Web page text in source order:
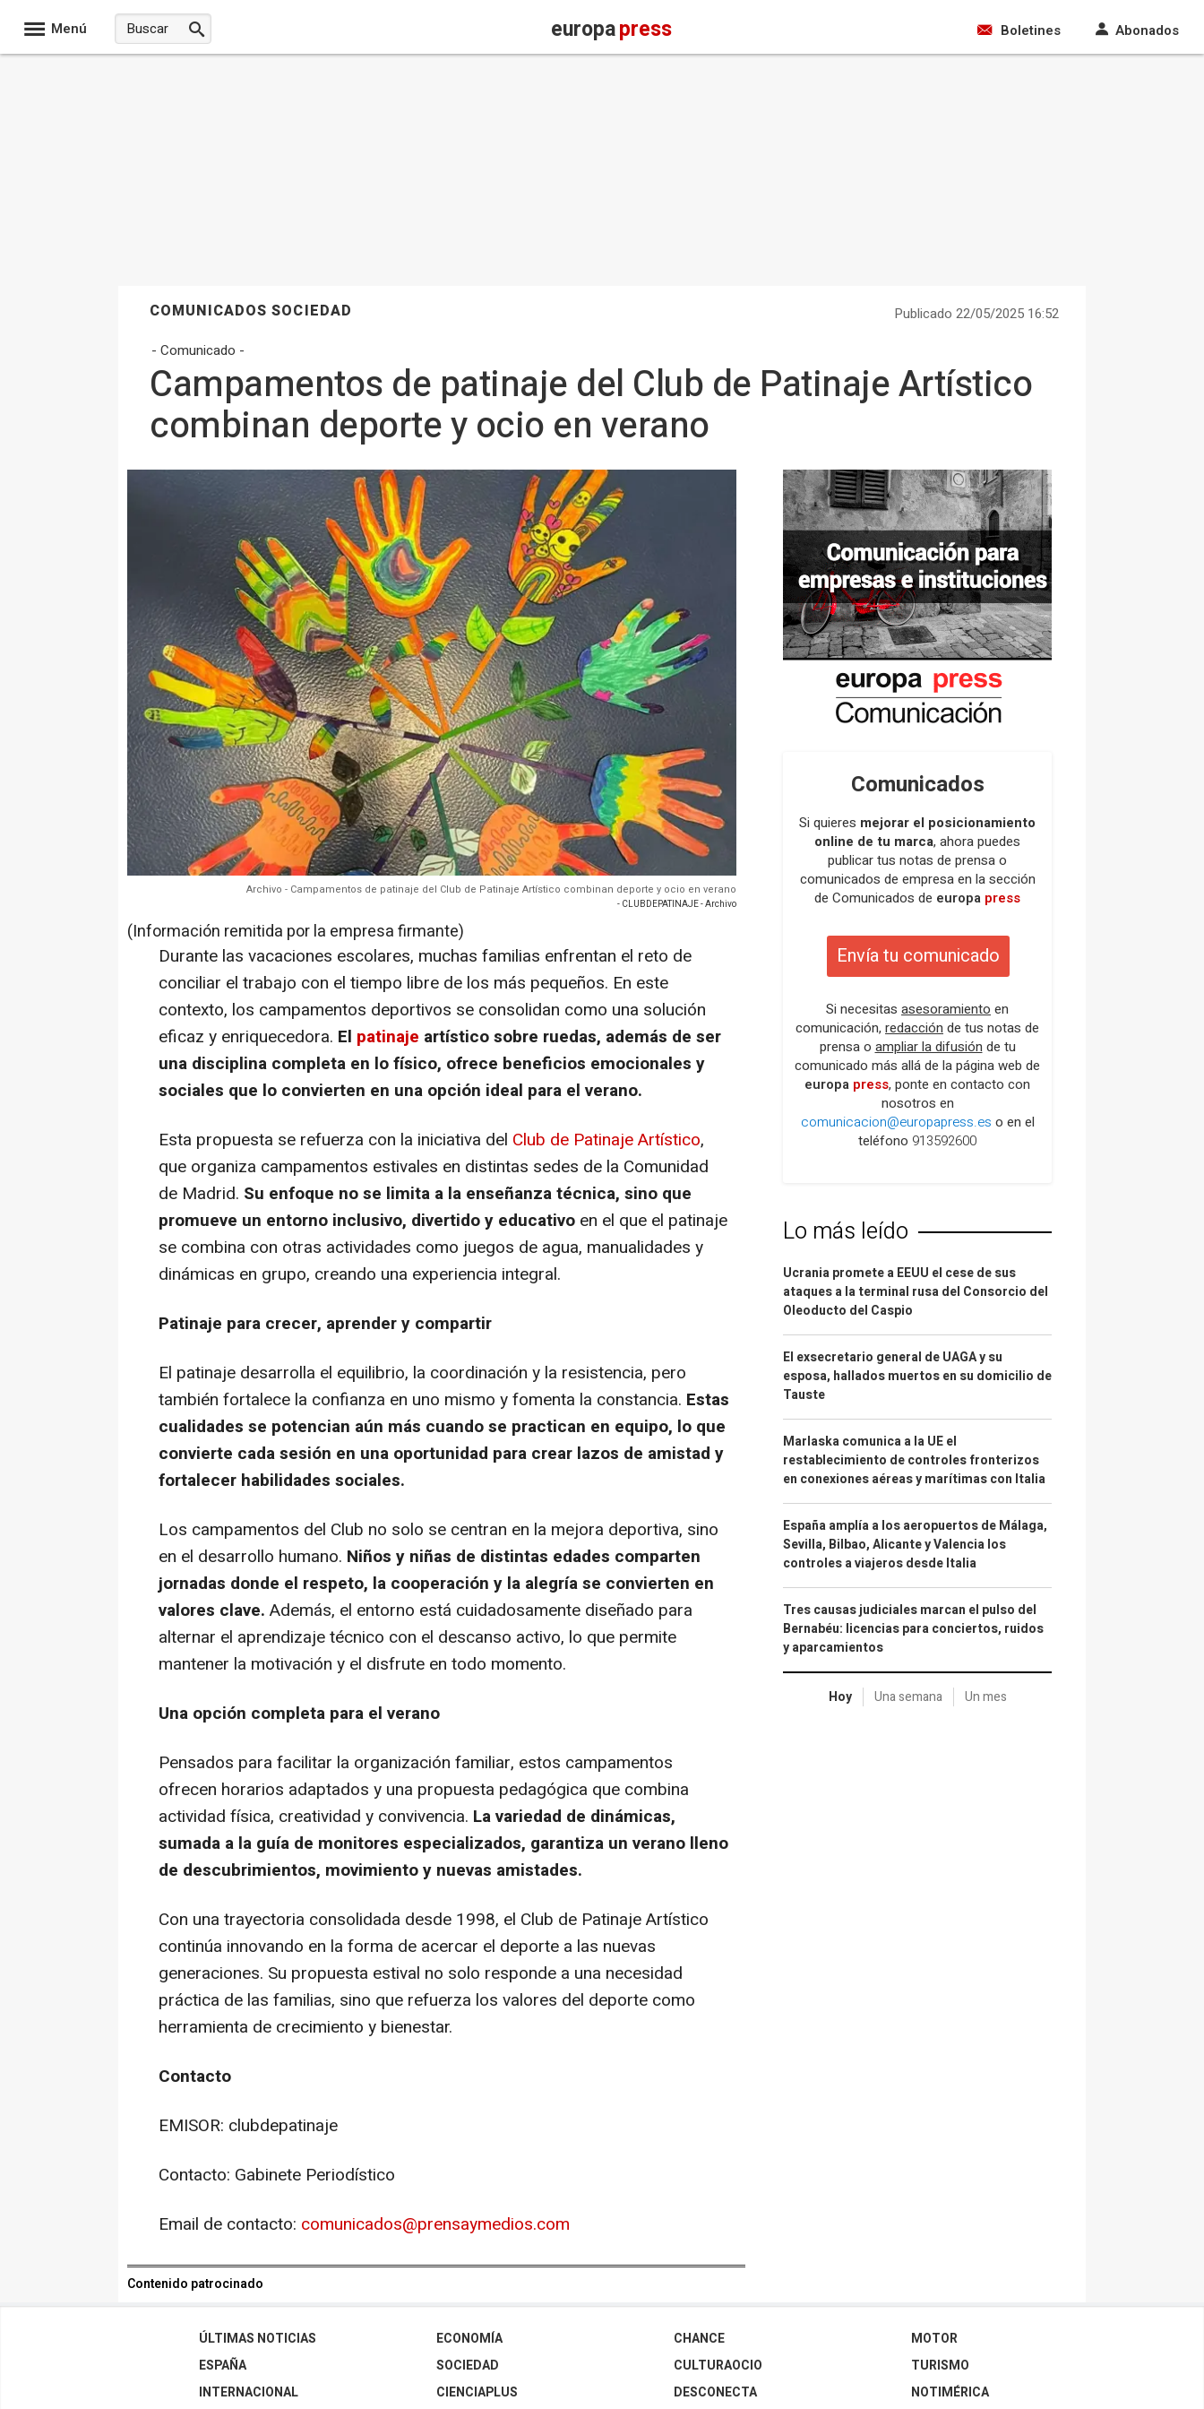
Menú europapress Boletines Abonados
COMUNICADOS SOCIEDAD
Publicado 22/05/2025 16:52
- Comunicado -
Campamentos de patinaje del Club de Patinaje Artístico
combinan deporte y ocio en verano
Archivo - Campamentos de patinaje del Club de Patinaje Artístico combinan deporte y ocio en verano
- CLUBDEPATINAJE - Archivo
(Información remitida por la empresa firmante)
Durante las vacaciones escolares, muchas familias enfrentan el reto de
conciliar el trabajo con el tiempo libre de los más pequeños. En este
contexto, los campamentos deportivos se consolidan como una solución
eficaz y enriquecedora. El patinaje artístico sobre ruedas, además de ser
una disciplina completa en lo físico, ofrece beneficios emocionales y
sociales que lo convierten en una opción ideal para el verano.
Esta propuesta se refuerza con la iniciativa del Club de Patinaje Artístico,
que organiza campamentos estivales en distintas sedes de la Comunidad
de Madrid. Su enfoque no se limita a la enseñanza técnica, sino que
promueve un entorno inclusivo, divertido y educativo en el que el patinaje
se combina con otras actividades como juegos de agua, manualidades y
dinámicas en grupo, creando una experiencia integral.
Patinaje para crecer, aprender y compartir
El patinaje desarrolla el equilibrio, la coordinación y la resistencia, pero
también fortalece la confianza en uno mismo y fomenta la constancia. Estas
cualidades se potencian aún más cuando se practican en equipo, lo que
convierte cada sesión en una oportunidad para crear lazos de amistad y
fortalecer habilidades sociales.
Los campamentos del Club no solo se centran en la mejora deportiva, sino
en el desarrollo humano. Niños y niñas de distintas edades comparten
jornadas donde el respeto, la cooperación y la alegría se convierten en
valores clave. Además, el entorno está cuidadosamente diseñado para
alternar el aprendizaje técnico con el descanso activo, lo que permite
mantener la motivación y el disfrute en todo momento.
Una opción completa para el verano
Pensados para facilitar la organización familiar, estos campamentos
ofrecen horarios adaptados y una propuesta pedagógica que combina
actividad física, creatividad y convivencia. La variedad de dinámicas,
sumada a la guía de monitores especializados, garantiza un verano lleno
de descubrimientos, movimiento y nuevas amistades.
Con una trayectoria consolidada desde 1998, el Club de Patinaje Artístico
continúa innovando en la forma de acercar el deporte a las nuevas
generaciones. Su propuesta estival no solo responde a una necesidad
práctica de las familias, sino que refuerza los valores del deporte como
herramienta de crecimiento y bienestar.
Contacto
EMISOR: clubdepatinaje
Contacto: Gabinete Periodístico
Email de contacto: comunicados@prensaymedios.com
Contenido patrocinado
Comunicados
Si quieres mejorar el posicionamiento
online de tu marca, ahora puedes
publicar tus notas de prensa o
comunicados de empresa en la sección
de Comunicados de europa press
Envía tu comunicado
Si necesitas asesoramiento en
comunicación, redacción de tus notas de
prensa o ampliar la difusión de tu
comunicado más allá de la página web de
europa press, ponte en contacto con
nosotros en
comunicacion@europapress.es o en el
teléfono 913592600
Lo más leído
Ucrania promete a EEUU el cese de sus
ataques a la terminal rusa del Consorcio del
Oleoducto del Caspio
El exsecretario general de UAGA y su
esposa, hallados muertos en su domicilio de
Tauste
Marlaska comunica a la UE el
restablecimiento de controles fronterizos
en conexiones aéreas y marítimas con Italia
España amplía a los aeropuertos de Málaga,
Sevilla, Bilbao, Alicante y Valencia los
controles a viajeros desde Italia
Tres causas judiciales marcan el pulso del
Bernabéu: licencias para conciertos, ruidos
y aparcamientos
Hoy Una semana Un mes
ÚLTIMAS NOTICIAS
ESPAÑA
INTERNACIONAL
ECONOMÍA
SOCIEDAD
CIENCIAPLUS
CHANCE
CULTURAOCIO
DESCONECTA
MOTOR
TURISMO
NOTIMÉRICA